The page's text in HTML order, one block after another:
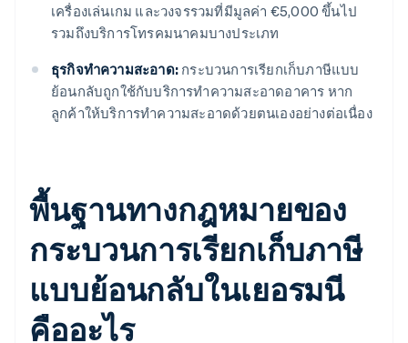
เครื่องเล่นเกม และวงจรรวมที่มีมูลค่า €5,000 ขึ้นไป
รวมถึงบริการโทรคมนาคมบางประเภท
ธุรกิจทำความสะอาด: กระบวนการเรียกเก็บภาษีแบบ
ย้อนกลับถูกใช้กับบริการทำความสะอาดอาคาร หาก
ลูกค้าให้บริการทำความสะอาดด้วยตนเองอย่างต่อเนื่อง
พื้นฐานทางกฎหมายของ
กระบวนการเรียกเก็บภาษี
แบบย้อนกลับในเยอรมนี
คืออะไร